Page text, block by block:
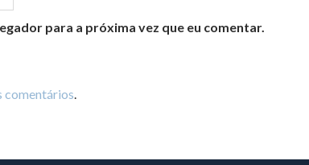
para a próxima vez que eu comentar.
comentários.